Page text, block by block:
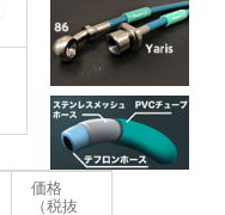
価格
（税抜